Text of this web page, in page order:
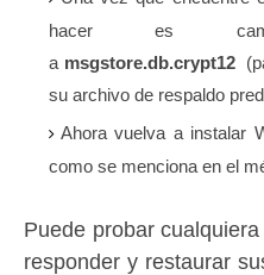
hacer es
a msgstore.db.crypt12
su archivo de respaldo
Ahora vuelva a instalar
como se menciona en el
Puede probar
responder y restaurar